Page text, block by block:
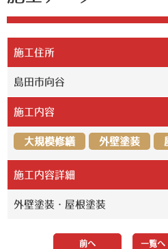
施工住所
島田市向谷
施工内容
大規模修繕 外壁塗装
施工内容詳細
外壁塗装・屋根塗装
前へ 一覧へ